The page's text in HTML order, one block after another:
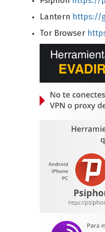
Lantern https://
Tor Browser